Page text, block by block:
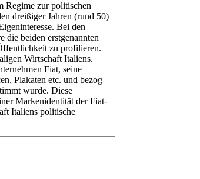
Regime zur politischen
dreißiger Jahren (rund 50)
Bei den
die beiden erstgenannten
zu profilieren.
Wirtschaft Italiens.
Fiat, seine
Plakaten etc. und bezog
wurde. Diese
Markenidentität der Fiat-
Italiens politische